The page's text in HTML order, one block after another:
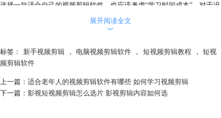
选择一款适合自己的视频剪辑软件，也应该考虑“学习时间成本”。对于没
有固定学习时间的用户，应该避免选择一些操作复杂的软件。很多初学者
都是因为拿不出足够的时间进行学习，最终导致了半途而废。综合以上所
展开阅读全文
︾
标签： 新手视频剪辑 ， 电脑视频剪辑软件 ， 短视频剪辑教程 ，
短视
频剪辑软件
上一篇： 适合老年人的视频剪辑软件有哪些 如何学习视频剪辑
下一篇： 影视短视频剪辑怎么选片 影视剪辑内容如何选